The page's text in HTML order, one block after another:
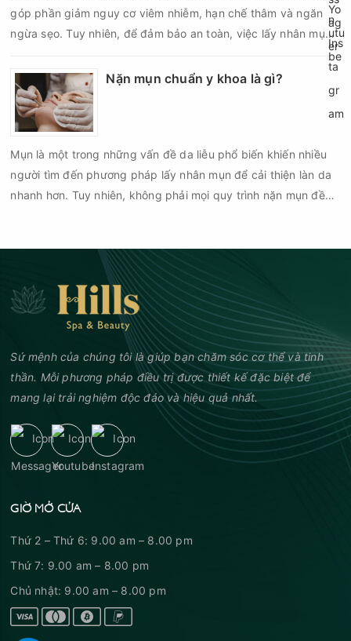
góp phần giảm nguy cơ viêm nhiễm, hạn chế thâm và ngăn
ngừa sẹo. Tuy nhiên, để đảm bảo an toàn, việc lấy nhân mụn
cần được thực hiện theo đúng quy trình chuẩn y khoa với đầy
đủ các bước vô khuẩn và chăm sóc sau điều trị.
Nặn mụn chuẩn y khoa là gì?
Mụn là một trong những vấn đề da liễu phổ biến khiến nhiều
người tìm đến phương pháp lấy nhân mụn để cải thiện làn da
nhanh hơn. Tuy nhiên, không phải mọi quy trình nặn mụn đều
có thể đối mặt với nguy cơ viêm nhiễm, thâm sau mụn và thậm
chí là sẹo rỗ. Vậy nặn mụn chuẩn y khoa là gì và một quy trình
đạt tiêu chuẩn cần đáp ứng những yêu cầu nào?
Sứ mệnh của chúng tôi là giúp bạn chăm sóc cơ thể và tinh
thần. Mỗi phương pháp điều trị được thiết kế đặc biệt để
mang lại trải nghiệm độc đáo và hiệu quả nhất.
GIỜ MỞ CỬA
Thứ 2 – Thứ 6: 9.00 am – 8.00 pm
Thứ 7: 9.00 am – 8.00 pm
Chủ nhật: 9.00 am – 8.00 pm